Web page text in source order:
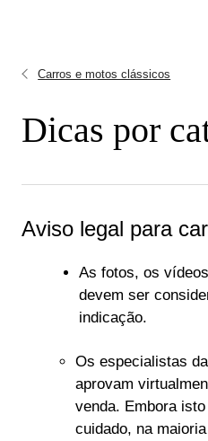
Carros e motos clássicos
Dicas por
Aviso legal para
As fotos, os
devem ser
indicação.
Os especialistas
aprovam
venda. Embora
cuidado, na